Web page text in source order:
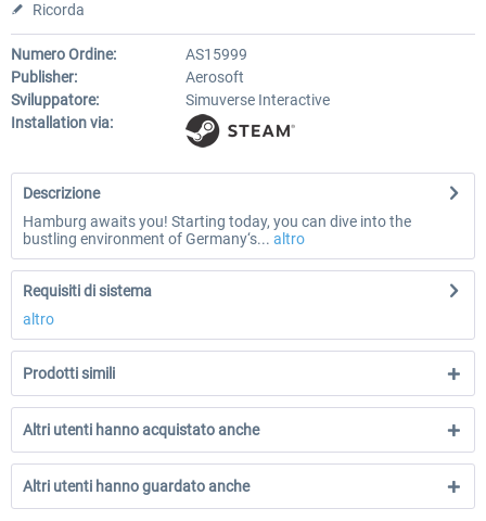
Ricorda
Numero Ordine:
AS15999
Publisher:
Aerosoft
Sviluppatore:
Simuverse Interactive
Installation via:
Descrizione
Hamburg awaits you! Starting today, you can dive into the
bustling environment of Germany‘s... altro
Requisiti di sistema
altro
Prodotti simili
Altri utenti hanno acquistato anche
Altri utenti hanno guardato anche